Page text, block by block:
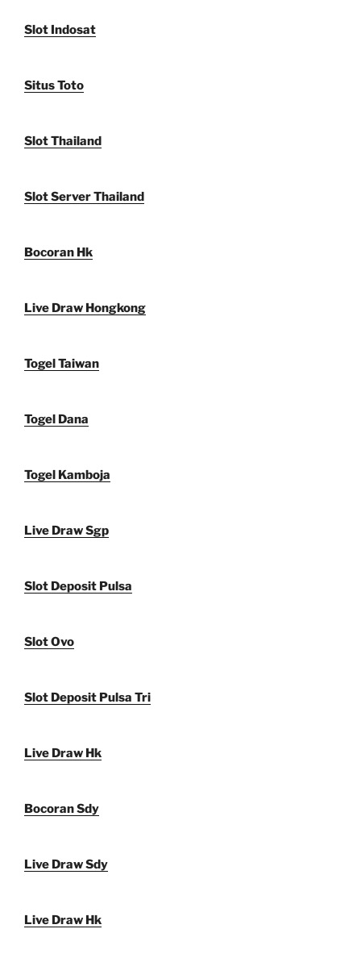
Slot Indosat
Situs Toto
Slot Thailand
Slot Server Thailand
Bocoran Hk
Live Draw Hongkong
Togel Taiwan
Togel Dana
Togel Kamboja
Live Draw Sgp
Slot Deposit Pulsa
Slot Ovo
Slot Deposit Pulsa Tri
Live Draw Hk
Bocoran Sdy
Live Draw Sdy
Live Draw Hk